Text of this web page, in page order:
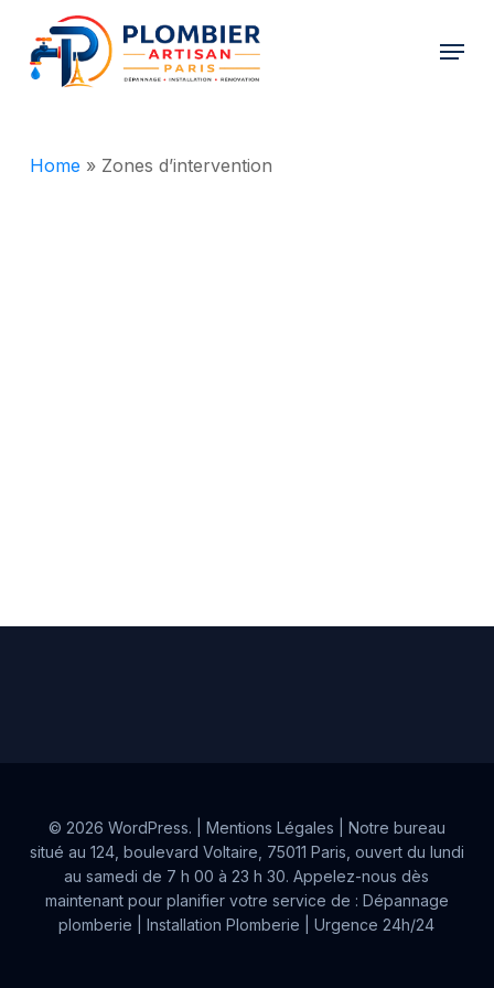
Menu
Home» Zones d’intervention
© 2026 WordPress. | Mentions Légales
| Notre bureau
situé au 124, boulevard Voltaire, 75011 Paris, ouvert du lundi
au samedi de 7 h 00 à 23 h 30. Appelez-nous dès
maintenant pour planifier votre service de : Dépannage
plomberie |Installation Plomberie |Urgence 24h/24